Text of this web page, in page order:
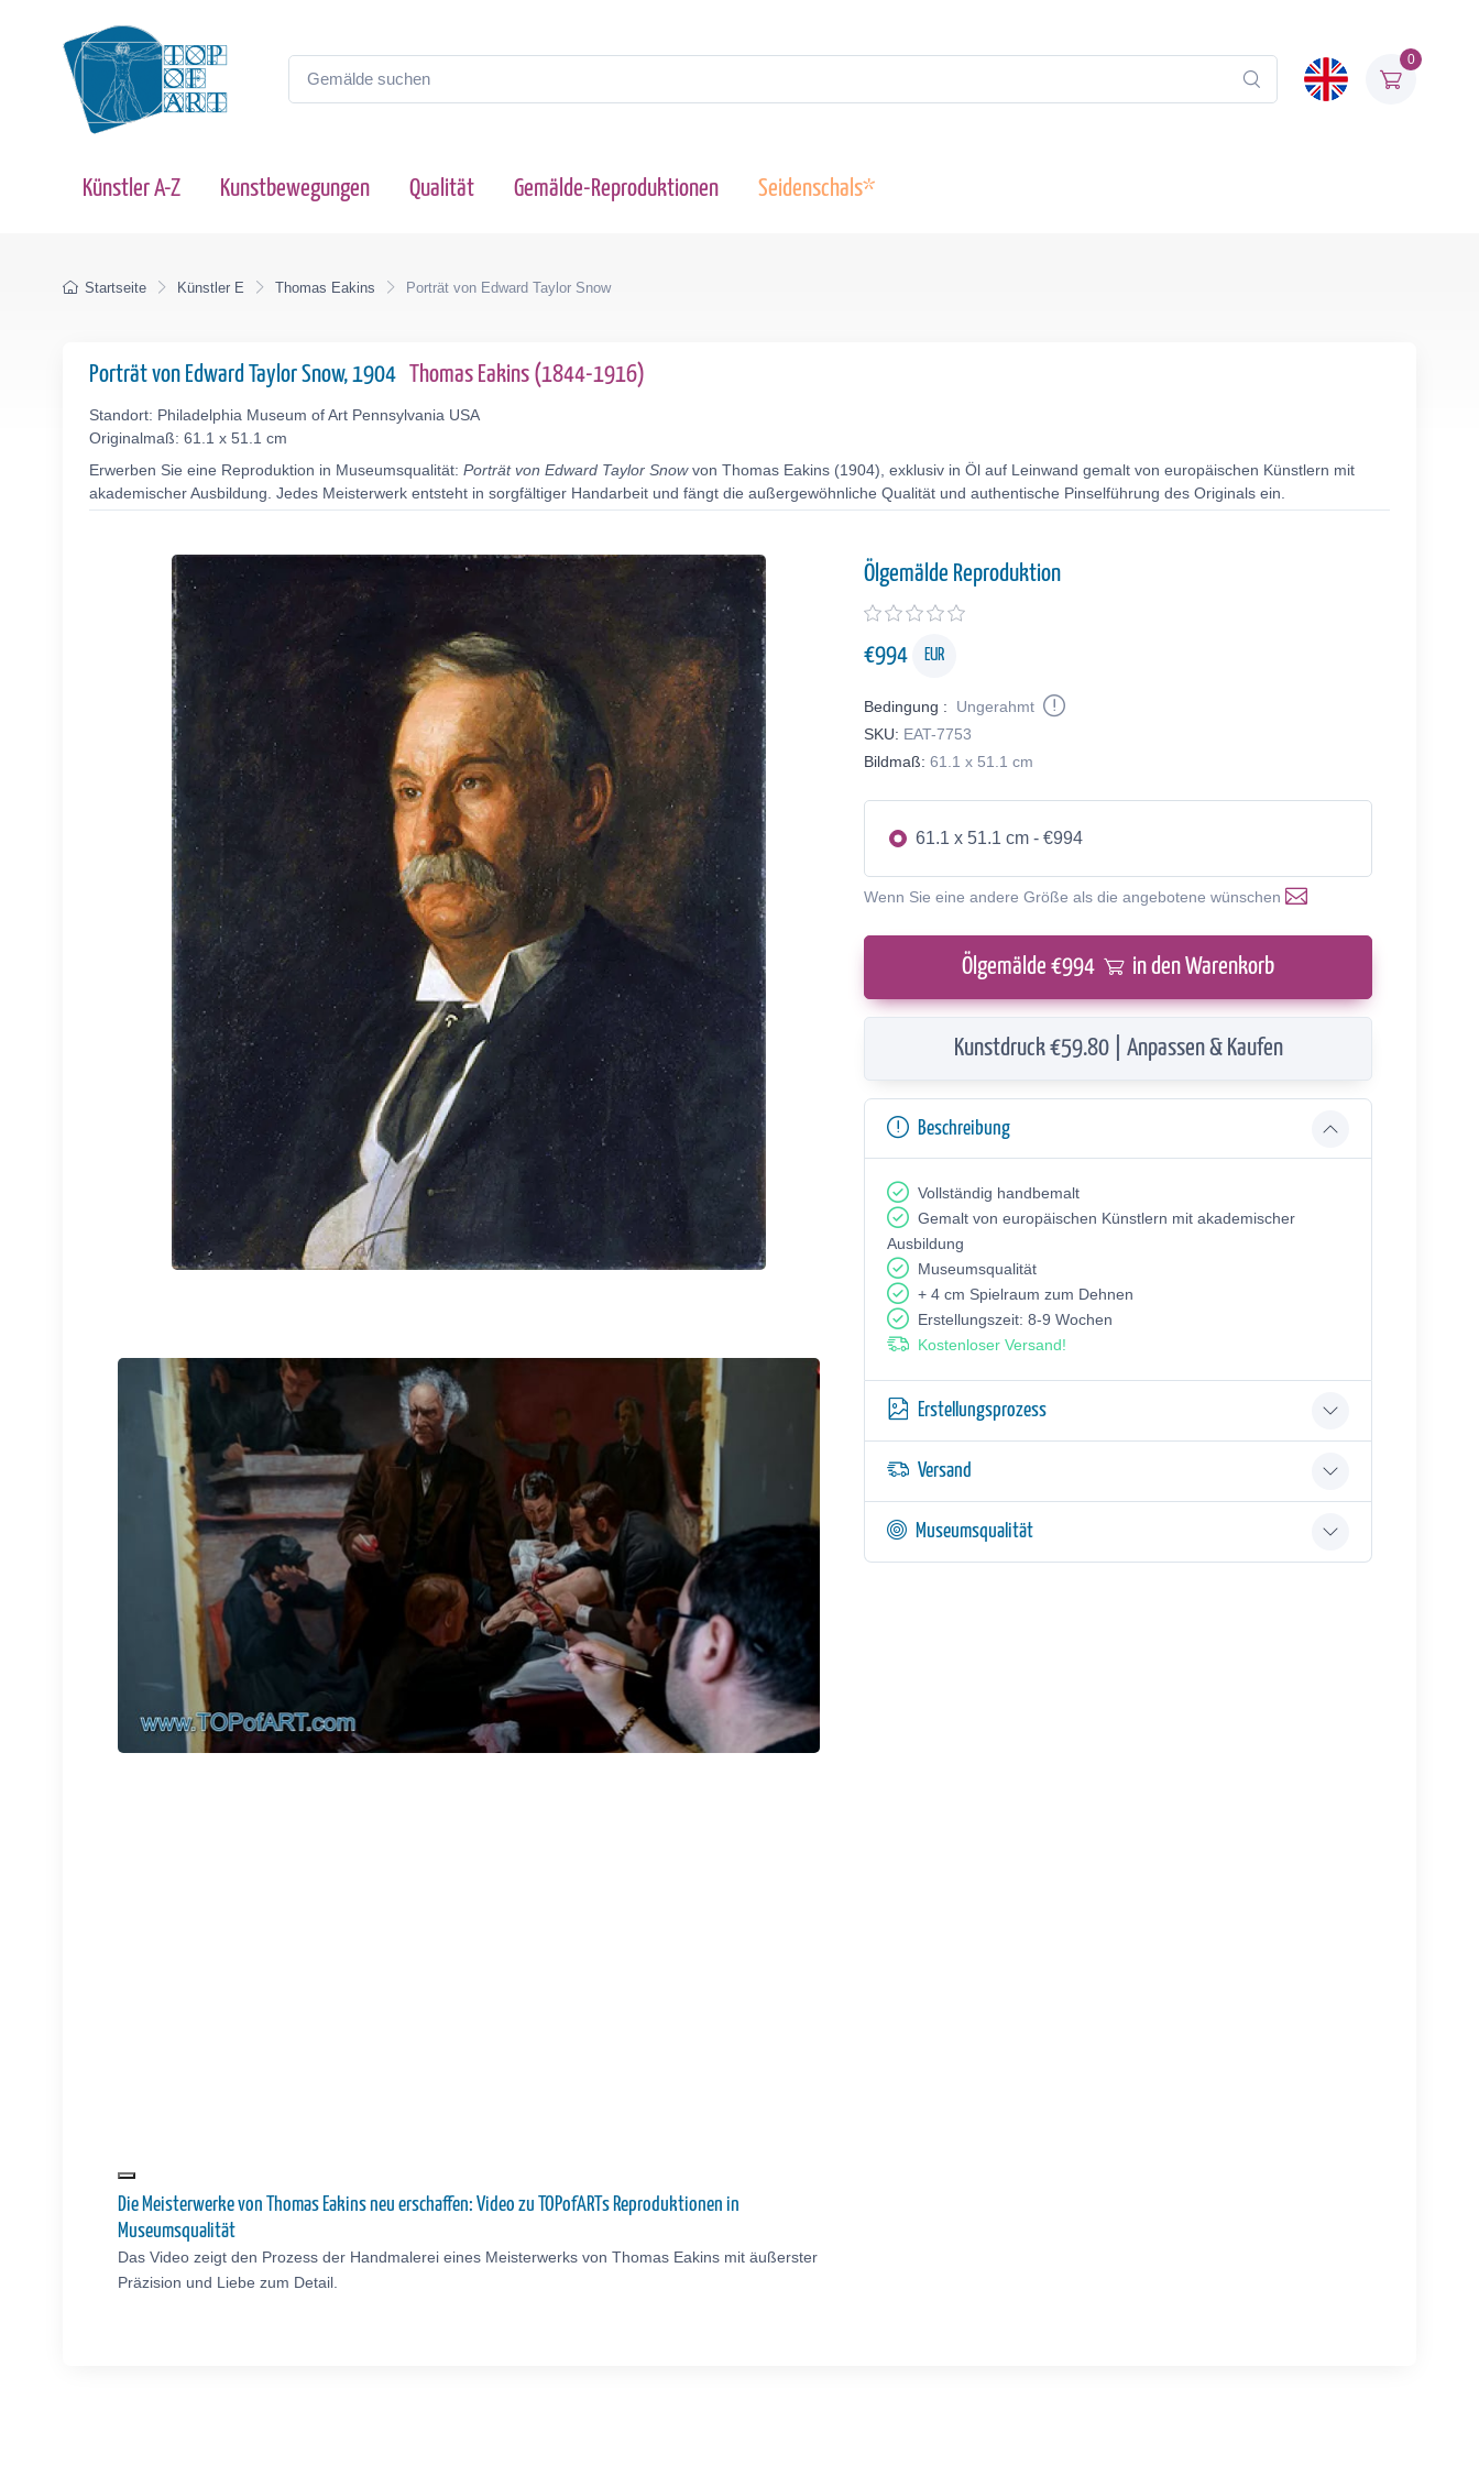
0
Künstler A-Z Kunstbewegungen Qualität Gemälde-Reproduktionen Seidenschals*
Startseite Künstler E Thomas Eakins Porträt von Edward Taylor Snow
Porträt von Edward Taylor Snow, 1904 Thomas Eakins (1844-1916)
Standort: Philadelphia Museum of Art Pennsylvania USA
Originalmaß: 61.1 x 51.1 cm
Erwerben Sie eine Reproduktion in Museumsqualität: Porträt von Edward Taylor Snowvon Thomas Eakins (1904), exklusiv in Öl auf Leinwand gemalt von europäischen Künstlern mit
akademischer Ausbildung. Jedes Meisterwerk entsteht in sorgfältiger Handarbeit und fängt die außergewöhnliche Qualität und authentische Pinselführung des Originals ein.
Die Meisterwerke von Thomas Eakins neu erschaffen: Video zu TOPofARTs Reproduktionen in
Museumsqualität
Das Video zeigt den Prozess der Handmalerei eines Meisterwerks von Thomas Eakins mit äußerster
Präzision und Liebe zum Detail.
Ölgemälde Reproduktion
€994 EUR
Bedingung :
Ungerahmt
SKU: EAT-7753
Bildmaß: 61.1 x 51.1 cm
61.1 x 51.1 cm - €994
Wenn Sie eine andere Größe als die angebotene wünschen
Ölgemälde €994 in den Warenkorb
Kunstdruck €59.80 | Anpassen & Kaufen
Beschreibung
Vollständig handbemalt
Gemalt von europäischen Künstlern mit akademischer
Ausbildung
Museumsqualität
+ 4 cm Spielraum zum Dehnen
Erstellungszeit: 8-9 Wochen
Kostenloser Versand!
Erstellungsprozess
Versand
Museumsqualität